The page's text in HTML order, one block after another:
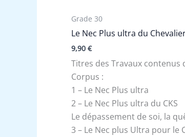
Grade 30
Le Nec Plus ultra du
9,90€
Titres des Travaux contenus
Corpus :
1 – Le Nec Plus ultra
2 – Le Nec Plus ultra du CKS
Le dépassement de soi, la
3 – Le Nec plus Ultra pour le